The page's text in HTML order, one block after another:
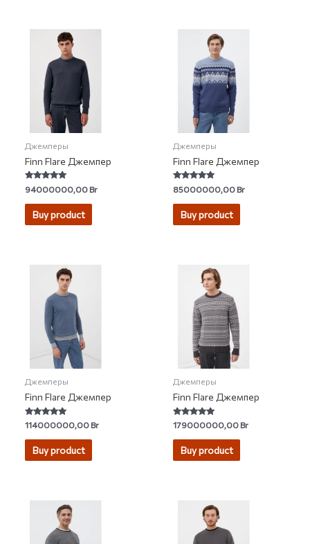
Джемперы
Finn Flare Джемпер
Rated
5.00
out of 5
94000000,00Br
Buy product
Джемперы
Finn Flare Джемпер
Rated
5.00
out of 5
85000000,00Br
Buy product
Джемперы
Finn Flare Джемпер
Rated
5.00
out of 5
114000000,00Br
Buy product
Джемперы
Finn Flare Джемпер
Rated
5.00
out of 5
179000000,00Br
Buy product